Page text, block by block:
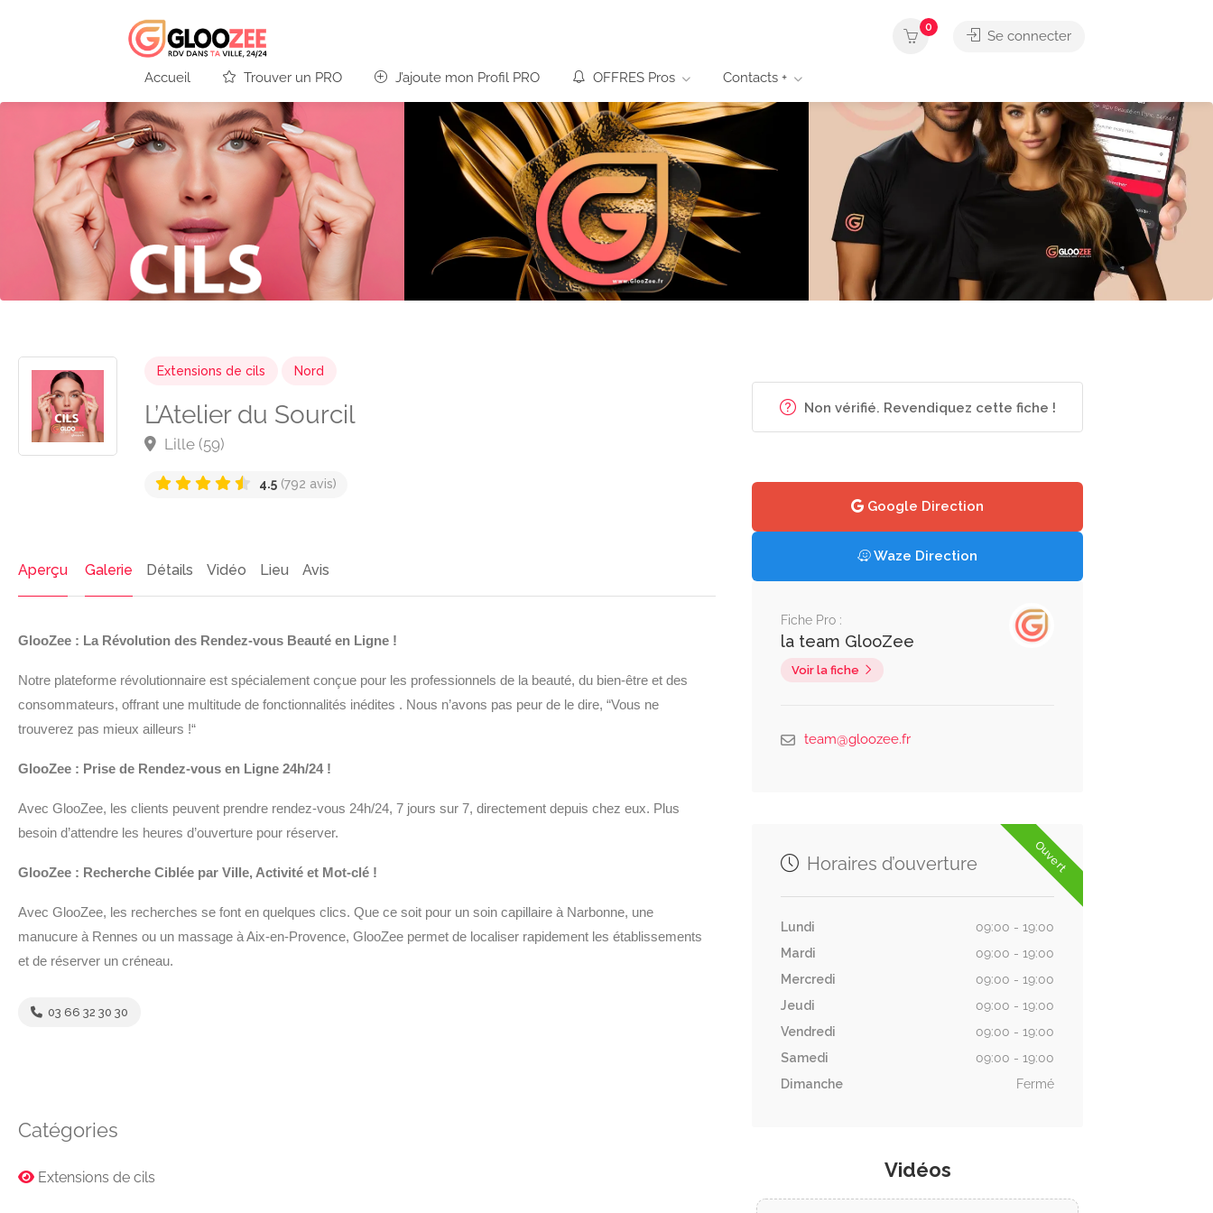
Accueil Trouver un PRO J’ajoute mon Profil PRO OFFRES Pros Contacts +
0
Se connecter
Extensions de cils Nord
L’Atelier du Sourcil
Lille (59)
4.5 (792 avis)
Aperçu Galerie Détails Vidéo Lieu Avis
GlooZee : La Révolution des Rendez-vous Beauté en Ligne !
Notre plateforme révolutionnaire est spécialement conçue pour les professionnels de la beauté, du bien-être et des
consommateurs, offrant une multitude de fonctionnalités inédites . Nous n’avons pas peur de le dire, “Vous ne
trouverez pas mieux ailleurs !“
GlooZee : Prise de Rendez-vous en Ligne 24h/24 !
Avec GlooZee, les clients peuvent prendre rendez-vous 24h/24, 7 jours sur 7, directement depuis chez eux. Plus
besoin d’attendre les heures d’ouverture pour réserver.
GlooZee : Recherche Ciblée par Ville, Activité et Mot-clé !
Avec GlooZee, les recherches se font en quelques clics. Que ce soit pour un soin capillaire à Narbonne, une
manucure à Rennes ou un massage à Aix-en-Provence, GlooZee permet de localiser rapidement les établissements
et de réserver un créneau.
03 66 32 30 30
Catégories
Extensions de cils
Non vérifié. Revendiquez cette fiche !
Google Direction
Waze Direction
Fiche Pro :
la team GlooZee
Voir la fiche
team@gloozee.fr
Ouvert
Horaires d’ouverture
Lundi
09:00 - 19:00
Mardi
09:00 - 19:00
Mercredi
09:00 - 19:00
Jeudi
09:00 - 19:00
Vendredi
09:00 - 19:00
Samedi
09:00 - 19:00
Dimanche
Fermé
Vidéos